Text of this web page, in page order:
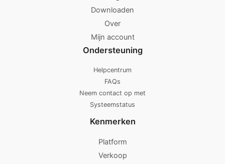
Downloaden
Over
Mijn account
Ondersteuning
Helpcentrum
FAQs
Neem contact op met
Systeemstatus
Kenmerken
Platform
Verkoop